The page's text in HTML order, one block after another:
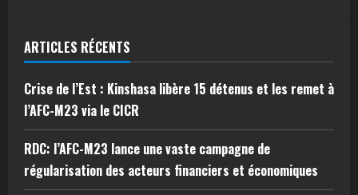
ARTICLES RÉCENTS
Crise de l’Est : Kinshasa libère 15 détenus et les remet à
l’AFC-M23 via le CICR
RDC: l’AFC-M23 lance une vaste campagne de
régularisation des acteurs financiers et économiques